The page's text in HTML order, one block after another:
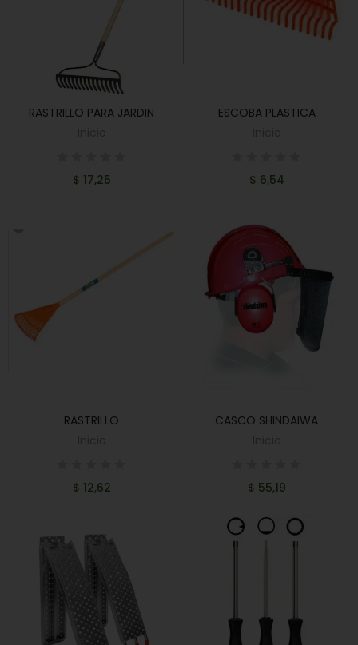
AÑADIR AL CARRITO
RASTRILLO PARA JARDIN
$ 17,25
AÑADIR AL CARRITO
ESCOBA PLASTICA
$ 6,54
AÑADIR AL CARRITO
RASTRILLO
$ 12,62
AÑADIR AL CARRITO
CASCO SHINDAIWA
$ 55,19